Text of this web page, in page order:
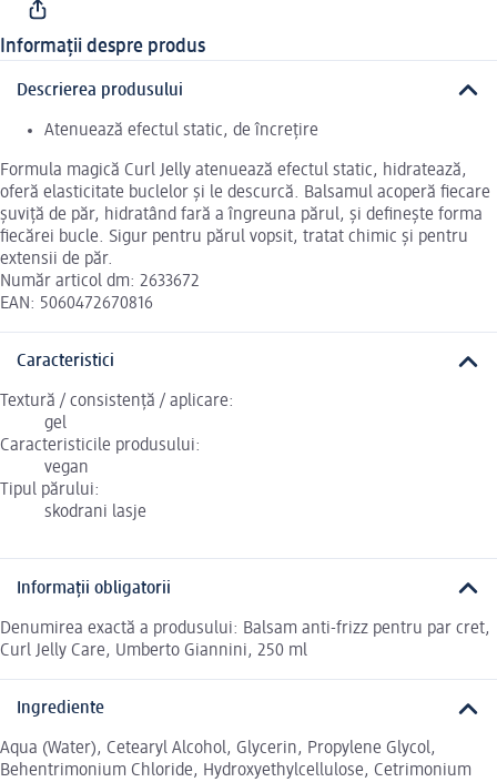
Informații despre produs
Descrierea produsului
Atenuează efectul static, de încrețire
Formula magică Curl Jelly atenuează efectul static, hidratează,
oferă elasticitate buclelor și le descurcă. Balsamul acoperă fiecare
șuviță de păr, hidratând fară a îngreuna părul, și definește forma
fiecărei bucle. Sigur pentru părul vopsit, tratat chimic și pentru
extensii de păr.
Număr articol dm: 2633672
EAN: 5060472670816
Caracteristici
Textură / consistență / aplicare:
gel
Caracteristicile produsului:
vegan
Tipul părului:
skodrani lasje
Informații obligatorii
Denumirea exactă a produsului: Balsam anti-frizz pentru par cret,
Curl Jelly Care, Umberto Giannini, 250 ml
Ingrediente
Aqua (Water), Cetearyl Alcohol, Glycerin, Propylene Glycol,
Behentrimonium Chloride, Hydroxyethylcellulose, Cetrimonium